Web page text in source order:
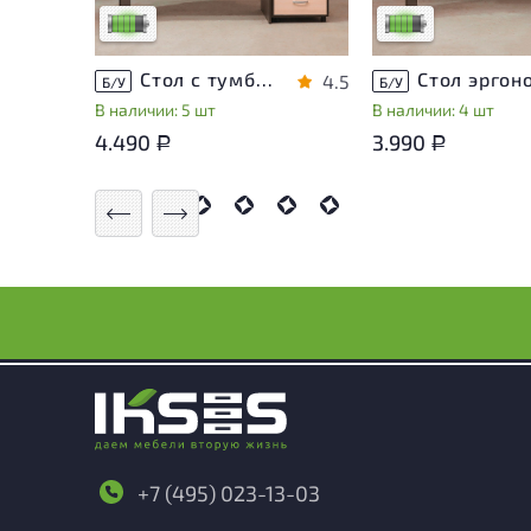
Низкая степень износа
Б/У Стол с тумбой ЛДСП Венге
В наличии: 5 шт
4.5
4.490 Р
Низкая степень
Б/У
В наличии: 4 шт
3.990 Р
+7 (495) 023-13-03